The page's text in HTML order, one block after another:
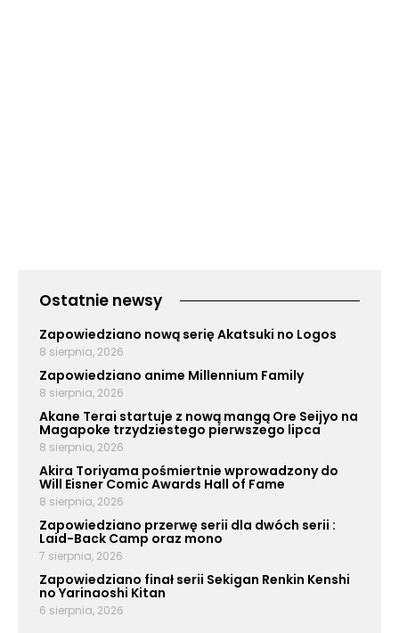
Ostatnie newsy
Zapowiedziano nową serię Akatsuki no Logos
8 sierpnia, 2026
Zapowiedziano anime Millennium Family
8 sierpnia, 2026
Akane Terai startuje z nową mangą Ore Seijyo na
Magapoke trzydziestego pierwszego lipca
8 sierpnia, 2026
Akira Toriyama pośmiertnie wprowadzony do
Will Eisner Comic Awards Hall of Fame
8 sierpnia, 2026
Zapowiedziano przerwę serii dla dwóch serii :
Laid-Back Camp oraz mono
7 sierpnia, 2026
Zapowiedziano finał serii Sekigan Renkin Kenshi
no Yarinaoshi Kitan
6 sierpnia, 2026